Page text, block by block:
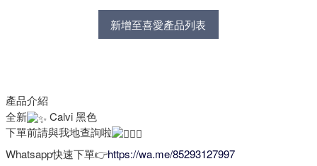
新增至喜愛產品列表
產品介紹
全新
Calvi 黑色
下單前請與我地查詢啦
Whatsapp快速下單👉https://wa.me/85293127997